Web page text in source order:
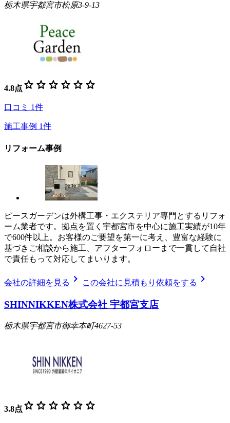
栃木県宇都宮市松原3-9-13
4.8点 star star star star star star
口コミ 1件
施工事例 1件
リフォーム事例
ピースガーデンは外構工事・エクステリア専門とするリフォ
ーム業者です。拠点を置く宇都宮市を中心に施工実績が10年
で600件以上。お客様のご要望を第一に考え、豊富な経験に
基づきご相談から施工、アフターフォローまで一貫して自社
で責任もって対応してまいります。
会社の詳細を見る chevron_right この会社に見積もり依頼をする chevron_right
SHINNIKKEN株式会社 宇都宮支店
栃木県宇都宮市御幸本町4627-53
3.8点 star star star star star star